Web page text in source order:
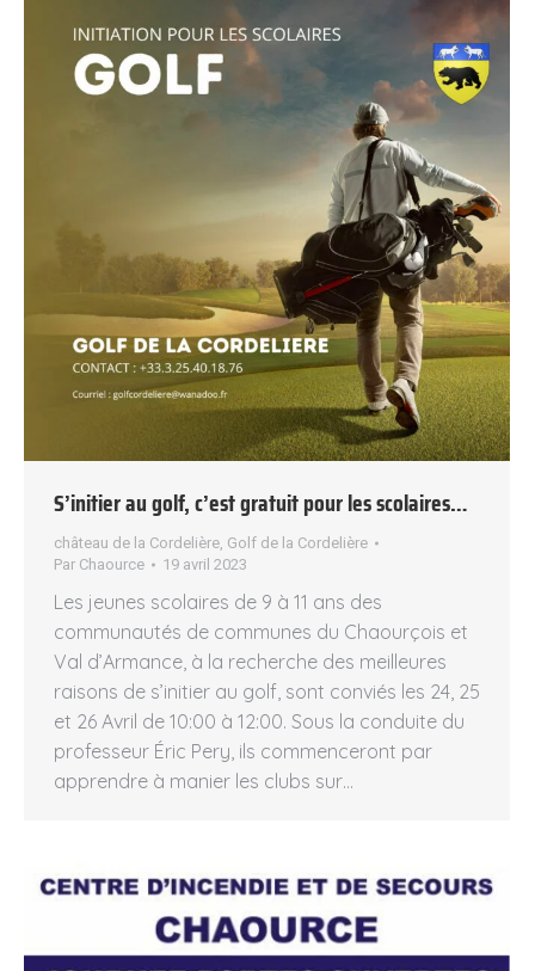
S’initier au golf, c’est gratuit pour les scolaires…
château de la Cordelière, Golf de la Cordelière
Par Chaource 19 avril 2023
Les jeunes scolaires de 9 à 11 ans des
communautés de communes du Chaourçois et
Val d’Armance, à la recherche des meilleures
raisons de s’initier au golf, sont conviés les 24, 25
et 26 Avril de 10:00 à 12:00. Sous la conduite du
professeur Éric Pery, ils commenceront par
apprendre à manier les clubs sur…